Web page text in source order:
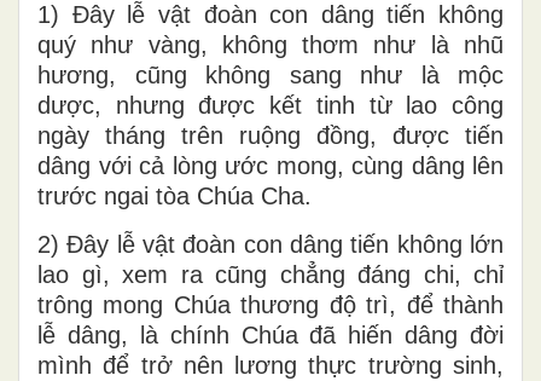
1) Đây lễ vật đoàn con dâng tiến không
quý như vàng, không thơm như là nhũ
hương, cũng không sang như là mộc
dược, nhưng được kết tinh từ lao công
ngày tháng trên ruộng đồng, được tiến
dâng với cả lòng ước mong, cùng dâng lên
trước ngai tòa Chúa Cha.
2) Đây lễ vật đoàn con dâng tiến không lớn
lao gì, xem ra cũng chẳng đáng chi, chỉ
trông mong Chúa thương độ trì, để thành
lễ dâng, là chính Chúa đã hiến dâng đời
mình để trở nên lương thực trường sinh,